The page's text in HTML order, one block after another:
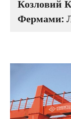
Козловий
Фермами: